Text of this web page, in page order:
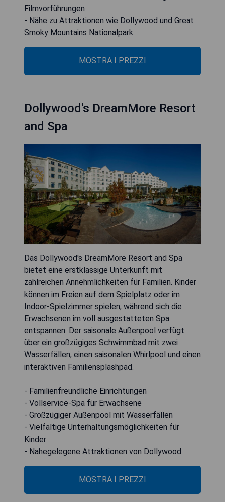
Filmvorführungen
- Nähe zu Attraktionen wie Dollywood und Great
Smoky Mountains Nationalpark
MOSTRA I PREZZI
Dollywood's DreamMore Resort
and Spa
Das Dollywood's DreamMore Resort and Spa
bietet eine erstklassige Unterkunft mit
zahlreichen Annehmlichkeiten für Familien. Kinder
können im Freien auf dem Spielplatz oder im
Indoor-Spielzimmer spielen, während sich die
Erwachsenen im voll ausgestatteten Spa
entspannen. Der saisonale Außenpool verfügt
über ein großzügiges Schwimmbad mit zwei
Wasserfällen, einen saisonalen Whirlpool und einen
interaktiven Familiensplashpad.
- Familienfreundliche Einrichtungen
- Vollservice-Spa für Erwachsene
- Großzügiger Außenpool mit Wasserfällen
- Vielfältige Unterhaltungsmöglichkeiten für
Kinder
- Nahegelegene Attraktionen von Dollywood
MOSTRA I PREZZI